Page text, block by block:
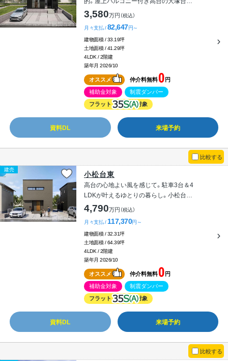
【CIEL】（南棟）
3,580万円 （税込）
月々支払 /82,647円～
建物面積 / 33.19坪
土地面積 / 41.29坪
4LDK / 2階建
築年月 2026/10
オススメ 仲介料無料0 円
補助金対象
制震ダンパー
フラット
対象
資料DL 来場予約
比較する
建売
小松台東
高台の心地よい風を感じて。駐車3台＆4
LDKが叶えるゆとりの暮らし。小松台東
【CIEL】東棟
4,790万円 （税込）
月々支払 / 117,370円～
建物面積 / 32.31坪
土地面積 / 64.39坪
4LDK / 2階建
築年月 2026/10
オススメ 仲介料無料0 円
補助金対象
制震ダンパー
フラット
対象
資料DL 来場予約
比較する